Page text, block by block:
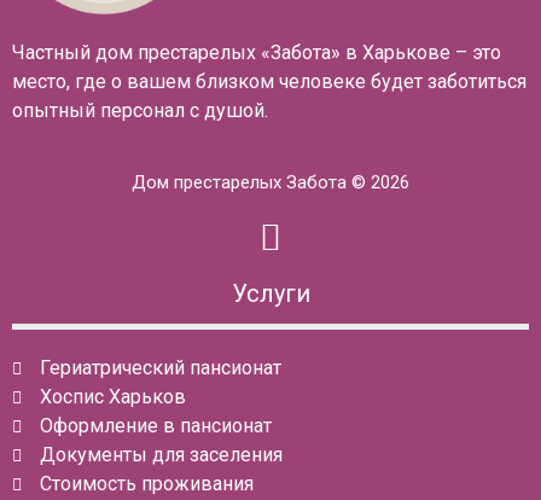
Частный дом престарелых «Забота» в Харькове – это
место, где о вашем близком человеке будет заботиться
опытный персонал с душой.
Дом престарелых Забота © 2026
Услуги
Гериатрический пансионат
Хоспис Харьков
Оформление в пансионат
Документы для заселения
Стоимость проживания